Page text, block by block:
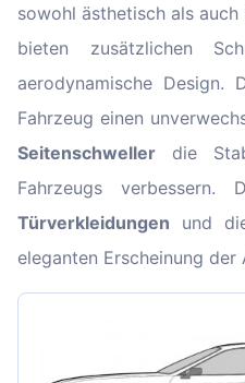
sowohl ästhetisch als
bieten zusätzlichen
aerodynamische Design.
Fahrzeug einen
Seitenschweller die
Fahrzeugs verbessern.
Türverkleidungen und
eleganten Erscheinung der